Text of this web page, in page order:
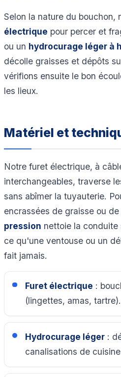
Selon la nature du bouchon,
électrique pour percer et
ou un hydrocurage léger à
décolle graisses et dépôts
vérifions ensuite le bon
les lieux.
Matériel et
Notre furet électrique, à
interchangeables, traverse
sans abîmer la tuyauterie.
encrassées de graisse ou
pression nettoie la conduite
ce qu'une ventouse ou un
fait jamais.
Furet électrique :
(lingettes, amas, tartre).
Hydrocurage léger:
canalisations de